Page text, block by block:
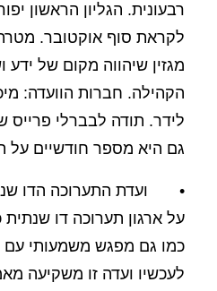
רבעונית. הגליון הראשון
לקראת סוף אוקטובר.
מגזין שיהווה מקום של ידע
הקהילה. חברות הוועדה:
לידר. תודה לבברלי פרייס
גם היא מספר חודשיים על
• ועדת התערוכה הדו
על ארגון תערוכה דו שנתית
כמו גם מפגש משמעותי עם
לעכשיו ועדה זו משקיעה